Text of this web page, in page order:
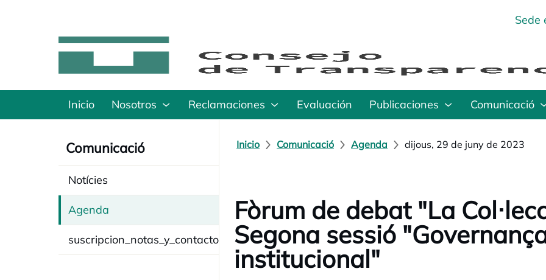
Sede
Inicio Nosotros Reclamaciones Evaluación Publicaciones Comunicació
Comunicació
Notícies
Agenda
suscripcion_notas_y_contacto
Inicio Comunicació Agenda dijous, 29 de juny de 2023
Fòrum de debat "La
Segona sessió
institucional"